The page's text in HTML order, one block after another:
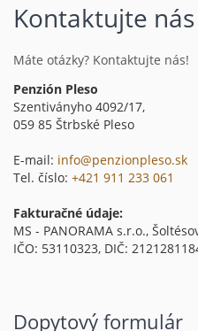
Kontaktujte nás
Máte otázky? Kontaktujte nás!
Penzión Pleso
Szentiványho 4092/17,
059 85 Štrbské Pleso
E-mail: info@penzionpleso.sk
Tel. číslo: +421 911 233 061
Fakturačné údaje:
MS - PANORAMA s.r.o.,
IČO: 53110323, DIČ:
Dopytový formulár